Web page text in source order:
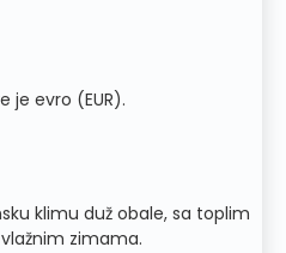
je evro (EUR).
klimu duž obale, sa toplim
zimama.